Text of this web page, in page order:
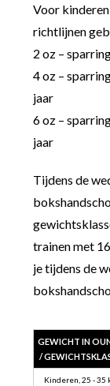
Voor
richtlijnen
2 oz –
4 oz –
jaar
6 oz –
jaar
Tijdens de
trainen met
je tijdens de
GEWICHT IN
/
Kinderen, 25 - 35